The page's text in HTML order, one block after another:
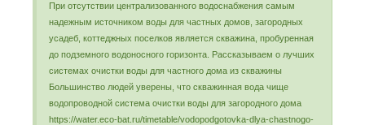
При отсутствии централизованного водоснабжения самым
надежным источником воды для частных домов, загородных
усадеб, коттеджных поселков является скважина, пробуренная
до подземного водоносного горизонта. Рассказываем о лучших
системах очистки воды для частного дома из скважины
Большинство людей уверены, что скважинная вода чище
водопроводной система очистки воды для загородного дома
https://water.eco-bat.ru/timetable/vodopodgotovka-dlya-chastnogo-